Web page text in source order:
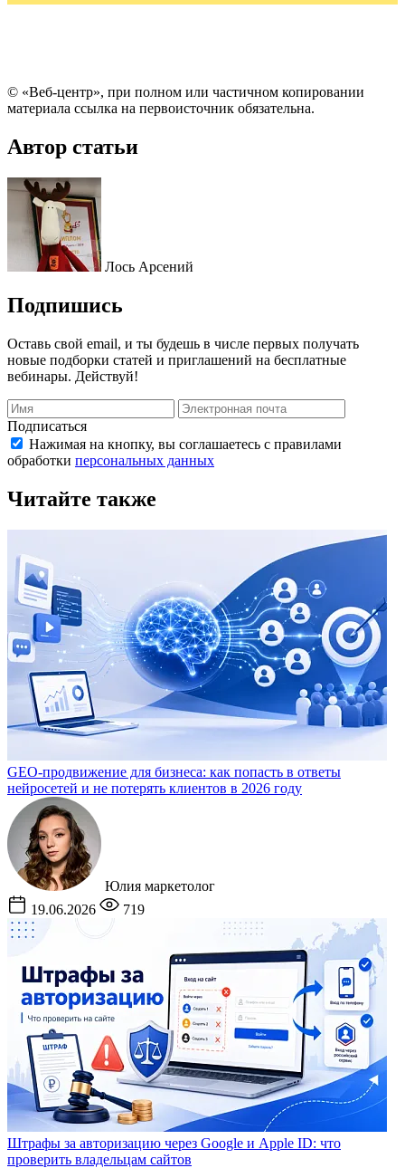
© «Веб-центр», при полном или частичном копировании
материала ссылка на первоисточник обязательна.
Автор статьи
Лось Арсений
Подпишись
Оставь свой email, и ты будешь в числе первых получать
новые подборки статей и приглашений на бесплатные
вебинары. Действуй!
Подписаться
Нажимая на кнопку, вы соглашаетесь с правилами
обработки персональных данных
Читайте также
GEO-продвижение для бизнеса: как попасть в ответы
нейросетей и не потерять клиентов в 2026 году
Юлия маркетолог
19.06.2026
719
Штрафы за авторизацию через Google и Apple ID: что
проверить владельцам сайтов